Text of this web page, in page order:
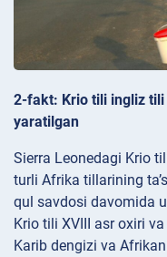
2-fakt: Krio tili ingliz
yaratilgan
Sierra Leonedagi Krio
turli Afrika tillarining
qul savdosi davomida
Krio tili XVIII asr oxiri
Karib dengizi va